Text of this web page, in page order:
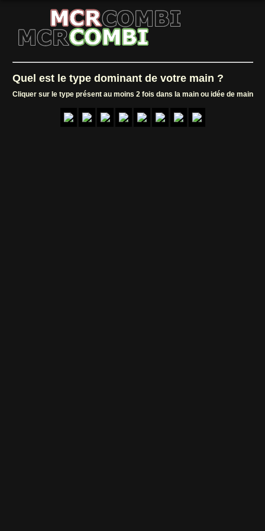
Quel est le type dominant de votre main ?
Cliquer sur le type présent au moins 2 fois dans la main ou idée de main